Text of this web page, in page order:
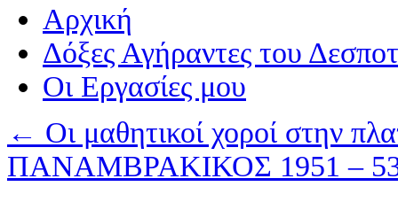
Αρχική
Δόξες Αγήραντες του
Οι Eργασίες μου
← Οι μαθητικοί χοροί στην
ΠΑΝΑΜΒΡΑΚΙΚΟΣ 1951 –